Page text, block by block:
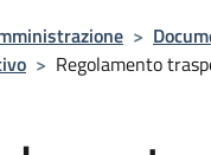
>
> Regolamento